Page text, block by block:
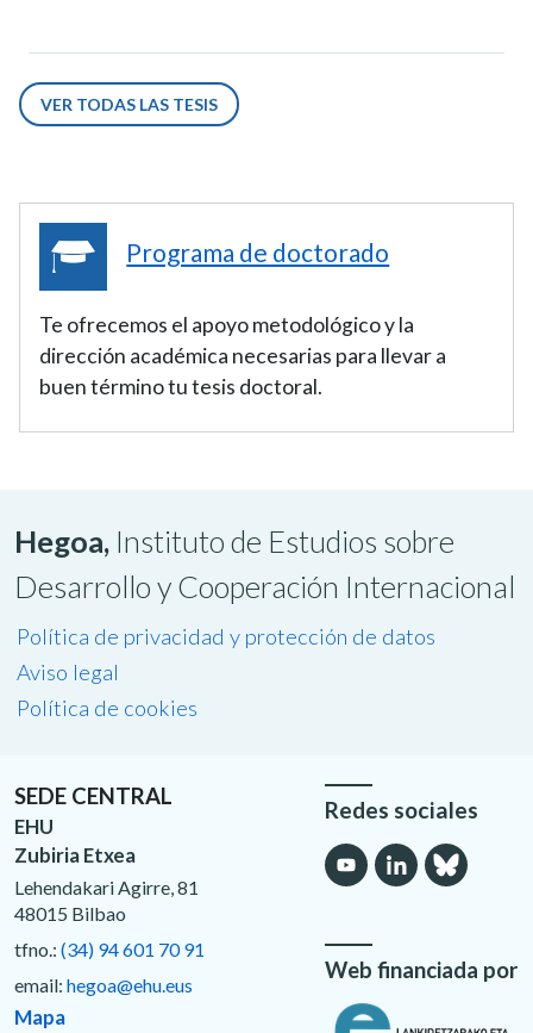
VER TODAS LAS TESIS
Programa de doctorado
Te ofrecemos el apoyo metodológico y la
dirección académica necesarias para llevar a
buen término tu tesis doctoral.
Hegoa, Instituto de Estudios sobre
Desarrollo y Cooperación Internacional
Política de privacidad y protección de datos
Aviso legal
Política de cookies
SEDE CENTRAL
EHU
Zubiria Etxea
Lehendakari Agirre, 81
48015 Bilbao
tfno.: (34) 94 601 70 91
email: hegoa@ehu.eus
Mapa
Redes sociales
Web financiada por